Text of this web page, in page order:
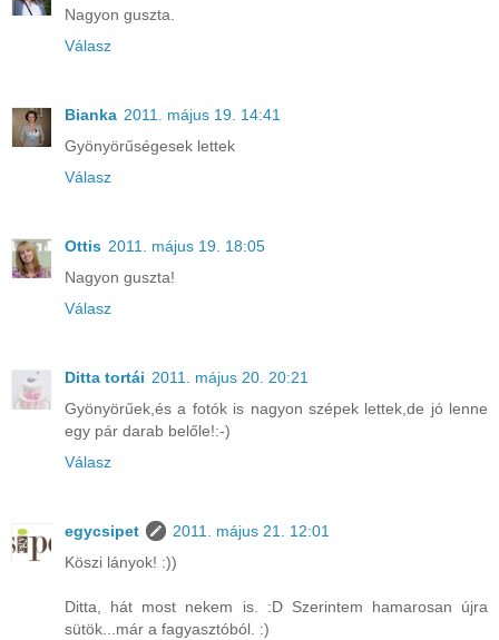
Nagyon guszta.
Válasz
Bianka 2011. május 19. 14:41
Gyönyörűségesek lettek
Válasz
Ottis 2011. május 19. 18:05
Nagyon guszta!
Válasz
Ditta tortái 2011. május 20. 20:21
Gyönyörűek,és a fotók is nagyon szépek lettek,de jó lenne
egy pár darab belőle!:-)
Válasz
egycsipet
2011. május 21. 12:01
Köszi lányok! :))
Ditta, hát most nekem is. :D Szerintem hamarosan újra
sütök...már a fagyasztóból. :)